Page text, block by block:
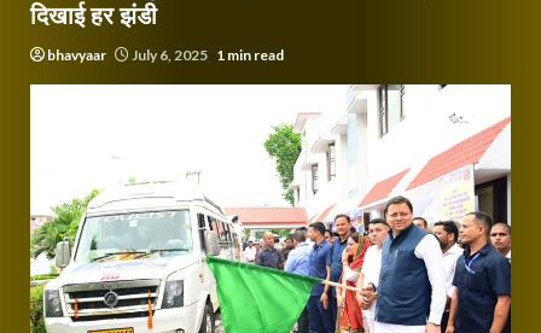
दिखाई हर झंडी
bhavyaar July 6, 2025 1 min read